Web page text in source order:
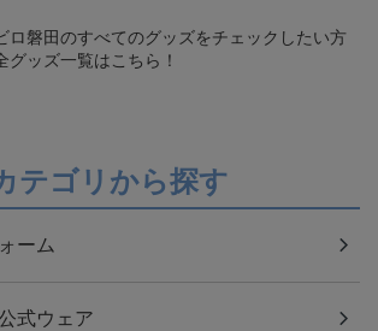
ロ磐田のすべてのグッズをチェックしたい方
グッズ一覧はこちら！
テゴリから探す
ーム
式ウェア